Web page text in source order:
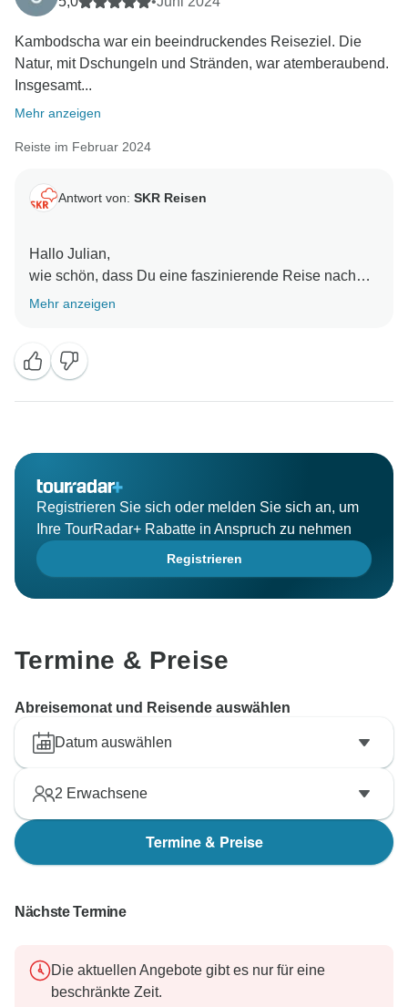
Kambodscha war ein beeindruckendes Reiseziel. Die
Natur, mit Dschungeln und Stränden, war atemberaubend.
Insgesamt...
Mehr anzeigen
Reiste im Februar 2024
Antwort von: SKR Reisen
Hallo Julian,
wie schön, dass Du eine faszinierende Reise nach
Laos & Kambodscha hattest. Wir freuen uns sehr über
Mehr anzeigen
Registrieren Sie sich oder melden Sie sich an, um
Ihre TourRadar+ Rabatte in Anspruch zu nehmen
Registrieren
Termine & Preise
Abreisemonat und Reisende auswählen
Datum auswählen
2 Erwachsene
Termine & Preise
Nächste Termine
Die aktuellen Angebote gibt es nur für eine
beschränkte Zeit.